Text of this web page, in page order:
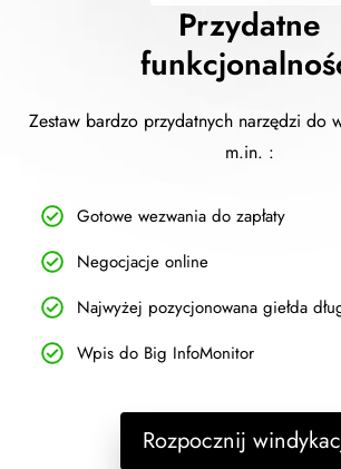
Przydatne
Zestaw bardzo przydatnych narzędzi do
m.in. :
Gotowe wezwania do zapłaty
Negocjacje online
Najwyżej pozycjonowana giełda
Wpis do Big InfoMonitor
Rozpocznij